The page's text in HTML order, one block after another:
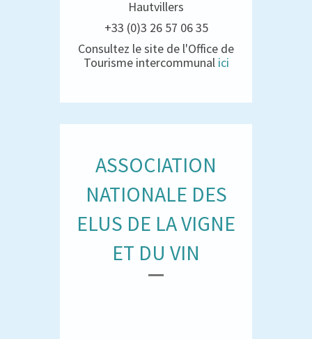
Hautvillers
+33 (0)3 26 57 06 35
Consultez le site de l'Office de
Tourisme intercommunal ici
ASSOCIATION
NATIONALE DES
ELUS DE LA VIGNE
ET DU VIN